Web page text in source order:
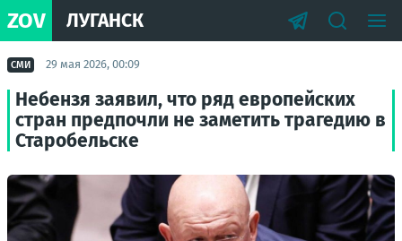
ZOV ЛУГАНСК
СМИ 29 мая 2026, 00:09
Небензя заявил, что ряд европейских
стран предпочли не заметить трагедию в
Старобельске